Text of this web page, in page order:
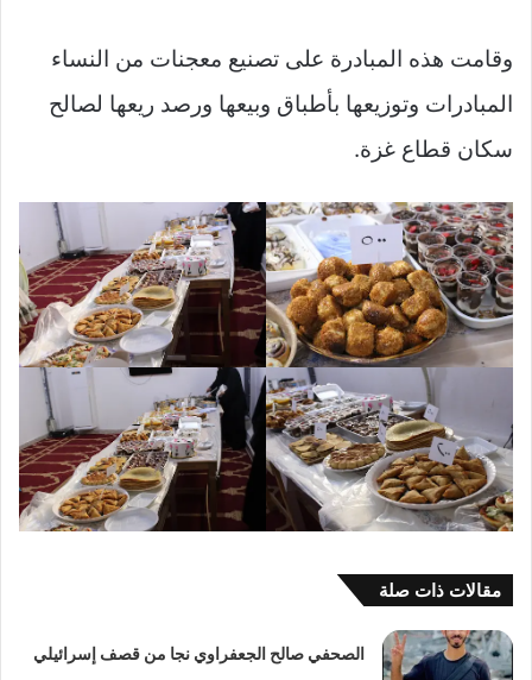
وقامت هذه المبادرة على تصنيع معجنات من النساء
المبادرات وتوزيعها بأطباق وبيعها ورصد ريعها لصالح
سكان قطاع غزة.
مقالات ذات صلة
الصحفي صالح الجعفراوي نجا من قصف إسرائيلي